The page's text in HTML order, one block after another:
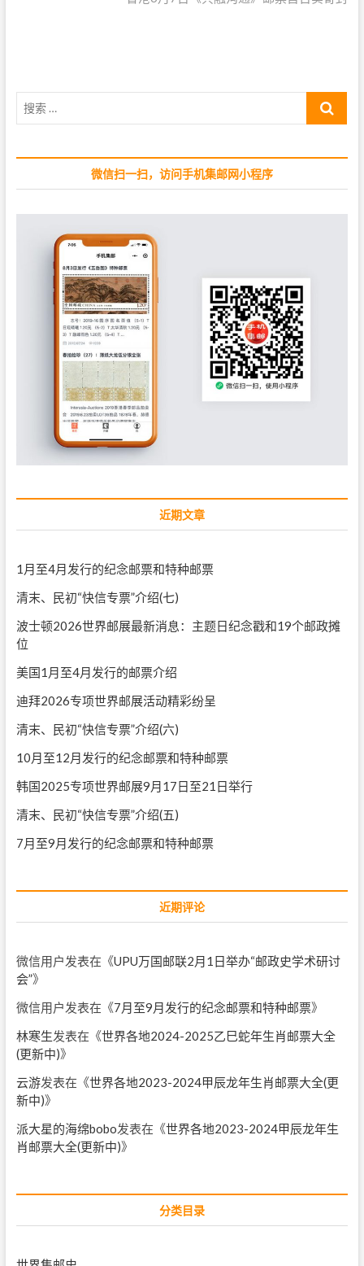
s
:
:
微信扫一扫，访问手机集邮网小程序
近期文章
1月至4月发行的纪念邮票和特种邮票
清末、民初“快信专票”介绍(七)
波士顿2026世界邮展最新消息：主题日纪念戳和19个邮政摊
位
美国1月至4月发行的邮票介绍
迪拜2026专项世界邮展活动精彩纷呈
清末、民初“快信专票”介绍(六)
10月至12月发行的纪念邮票和特种邮票
韩国2025专项世界邮展9月17日至21日举行
清末、民初“快信专票”介绍(五)
7月至9月发行的纪念邮票和特种邮票
近期评论
微信用户发表在《UPU万国邮联2月1日举办“邮政史学术研讨
会”》
微信用户发表在《7月至9月发行的纪念邮票和特种邮票》
林寒生发表在《世界各地2024-2025乙巳蛇年生肖邮票大全
(更新中)》
云游发表在《世界各地2023-2024甲辰龙年生肖邮票大全(更
新中)》
派大星的海绵bobo发表在《世界各地2023-2024甲辰龙年生
肖邮票大全(更新中)》
分类目录